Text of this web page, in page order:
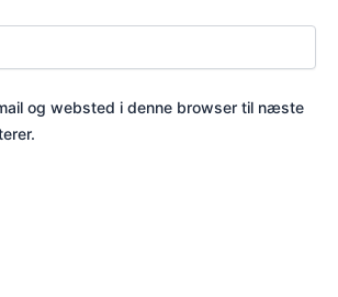
og websted i denne browser til næste